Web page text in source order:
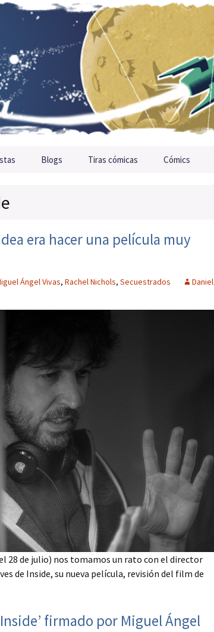
Blogs Tiras cómicas Cómics
era hacer una película muy
Ángel Vivas, Rachel Nichols, Secuestrados
Daniel
28 de julio) nos tomamos un rato con el director
de Inside, su nueva película, revisión del film de
firmado por Miguel Ángel